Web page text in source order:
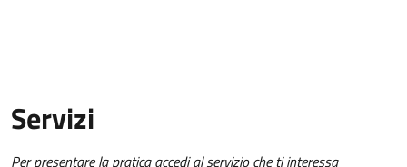
Servizi
Per presentare la pratica accedi al servizio che ti interessa